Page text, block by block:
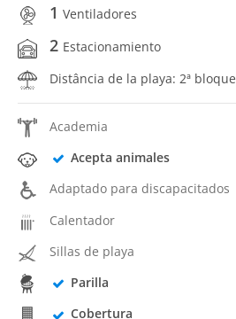
1 Ventiladores
2 Estacionamiento
Distância de la playa: 2ª bloque
Academia
Acepta animales
Adaptado para discapacitados
Calentador
Sillas de playa
Parilla
Cobertura